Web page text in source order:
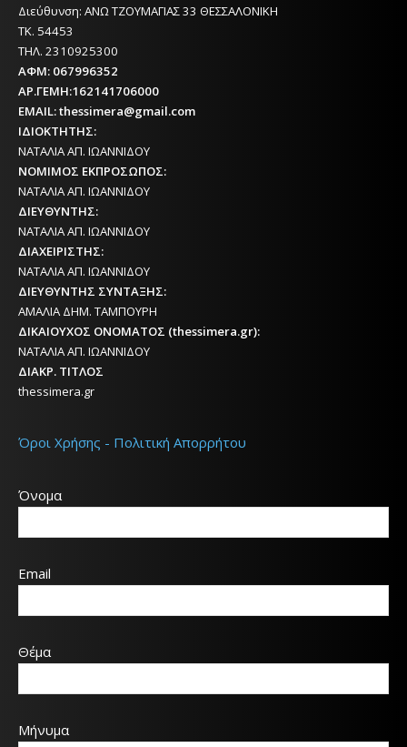
Διεύθυνση: ΑΝΩ ΤΖΟΥΜΑΓΙΑΣ 33 ΘΕΣΣΑΛΟΝΙΚΗ
ΤΚ. 54453
ΤΗΛ. 2310925300
ΑΦΜ: 067996352
ΑΡ.ΓΕΜΗ:162141706000
EMAIL: thessimera@gmail.com
ΙΔΙΟΚΤΗΤΗΣ:
ΝΑΤΑΛΙΑ ΑΠ. ΙΩΑΝΝΙΔΟΥ
ΝΟΜΙΜΟΣ ΕΚΠΡΟΣΩΠΟΣ:
ΝΑΤΑΛΙΑ ΑΠ. ΙΩΑΝΝΙΔΟΥ
ΔΙΕΥΘΥΝΤΗΣ:
ΝΑΤΑΛΙΑ ΑΠ. ΙΩΑΝΝΙΔΟΥ
ΔΙΑΧΕΙΡΙΣΤΗΣ:
ΝΑΤΑΛΙΑ ΑΠ. ΙΩΑΝΝΙΔΟΥ
ΔΙΕΥΘΥΝΤΗΣ ΣΥΝΤΑΞΗΣ:
ΑΜΑΛΙΑ ΔΗΜ. ΤΑΜΠΟΥΡΗ
ΔΙΚΑΙΟΥΧΟΣ ΟΝΟΜΑΤΟΣ (thessimera.gr):
ΝΑΤΑΛΙΑ ΑΠ. ΙΩΑΝΝΙΔΟΥ
ΔΙΑΚΡ. ΤΙΤΛΟΣ
thessimera.gr
Όροι Χρήσης - Πολιτική Απορρήτου
Όνομα
Email
Θέμα
Μήνυμα